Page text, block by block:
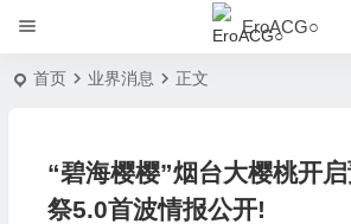
EroACG○
首页 业界消息 正文
“碧海樱樱”烟台大樱桃开
祭5.0首波情报公开!